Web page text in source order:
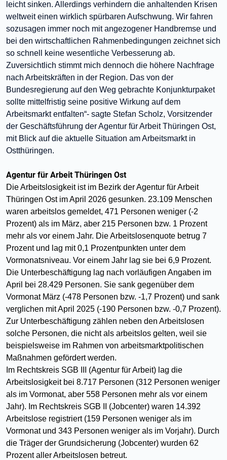
leicht sinken. Allerdings verhindern die anhaltenden Krisen
weltweit einen wirklich spürbaren Aufschwung. Wir fahren
sozusagen immer noch mit angezogener Handbremse und
bei den wirtschaftlichen Rahmenbedingungen zeichnet sich
so schnell keine wesentliche Verbesserung ab.
Zuversichtlich stimmt mich dennoch die höhere Nachfrage
nach Arbeitskräften in der Region. Das von der
Bundesregierung auf den Weg gebrachte Konjunkturpaket
sollte mittelfristig seine positive Wirkung auf dem
Arbeitsmarkt entfalten“- sagte Stefan Scholz, Vorsitzender
der Geschäftsführung der Agentur für Arbeit Thüringen Ost,
mit Blick auf die aktuelle Situation am Arbeitsmarkt in
Ostthüringen.
Agentur für Arbeit Thüringen Ost
Die Arbeitslosigkeit ist im Bezirk der Agentur für Arbeit
Thüringen Ost im April 2026 gesunken. 23.109 Menschen
waren arbeitslos gemeldet, 471 Personen weniger (-2
Prozent) als im März, aber 215 Personen bzw. 1 Prozent
mehr als vor einem Jahr. Die Arbeitslosenquote betrug 7
Prozent und lag mit 0,1 Prozentpunkten unter dem
Vormonatsniveau. Vor einem Jahr lag sie bei 6,9 Prozent.
Die Unterbeschäftigung lag nach vorläufigen Angaben im
April bei 28.429 Personen. Sie sank gegenüber dem
Vormonat März (-478 Personen bzw. -1,7 Prozent) und sank
verglichen mit April 2025 (-190 Personen bzw. -0,7 Prozent).
Zur Unterbeschäftigung zählen neben den Arbeitslosen
solche Personen, die nicht als arbeitslos gelten, weil sie
beispielsweise im Rahmen von arbeitsmarktpolitischen
Maßnahmen gefördert werden.
Im Rechtskreis SGB III (Agentur für Arbeit) lag die
Arbeitslosigkeit bei 8.717 Personen (312 Personen weniger
als im Vormonat, aber 558 Personen mehr als vor einem
Jahr). Im Rechtskreis SGB II (Jobcenter) waren 14.392
Arbeitslose registriert (159 Personen weniger als im
Vormonat und 343 Personen weniger als im Vorjahr). Durch
die Träger der Grundsicherung (Jobcenter) wurden 62
Prozent aller Arbeitslosen betreut.